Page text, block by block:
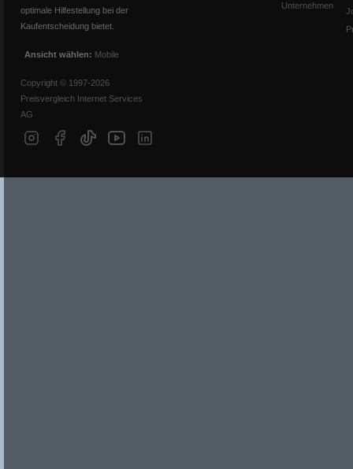
optimale Hilfestellung bei der
Kaufentscheidung bietet.
Ansicht wählen: Mobile
Copyright © 1997-2026
Preisvergleich Internet Services
AG
Unternehmen